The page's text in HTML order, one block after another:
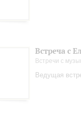
Встреча с
Встречи с
Ведущая